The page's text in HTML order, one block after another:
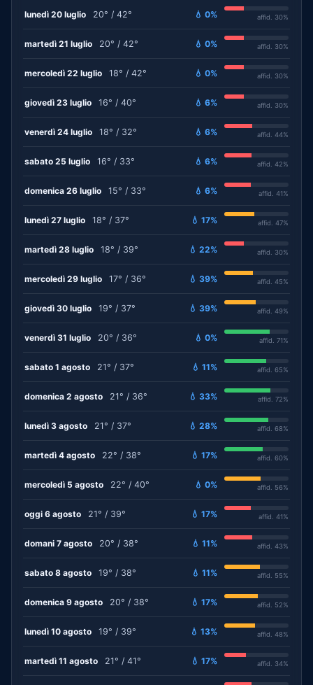
lunedì 20 luglio 20° / 42° 💧 0% affid. 30%
martedì 21 luglio 20° / 42° 💧 0% affid. 30%
mercoledì 22 luglio 18° / 42° 💧 0% affid. 30%
giovedì 23 luglio 16° / 40° 💧 6% affid. 30%
venerdì 24 luglio 18° / 32° 💧 6% affid. 44%
sabato 25 luglio 16° / 33° 💧 6% affid. 42%
domenica 26 luglio 15° / 33° 💧 6% affid. 41%
lunedì 27 luglio 18° / 37° 💧 17% affid. 47%
martedì 28 luglio 18° / 39° 💧 22% affid. 30%
mercoledì 29 luglio 17° / 36° 💧 39% affid. 45%
giovedì 30 luglio 19° / 37° 💧 39% affid. 49%
venerdì 31 luglio 20° / 36° 💧 0% affid. 71%
sabato 1 agosto 21° / 37° 💧 11% affid. 65%
domenica 2 agosto 21° / 36° 💧 33% affid. 72%
lunedì 3 agosto 21° / 37° 💧 28% affid. 68%
martedì 4 agosto 22° / 38° 💧 17% affid. 60%
mercoledì 5 agosto 22° / 40° 💧 0% affid. 56%
oggi 6 agosto 21° / 39° 💧 17% affid. 41%
domani 7 agosto 20° / 38° 💧 11% affid. 43%
sabato 8 agosto 19° / 38° 💧 11% affid. 55%
domenica 9 agosto 20° / 38° 💧 17% affid. 52%
lunedì 10 agosto 19° / 39° 💧 13% affid. 48%
martedì 11 agosto 21° / 41° 💧 17% affid. 34%